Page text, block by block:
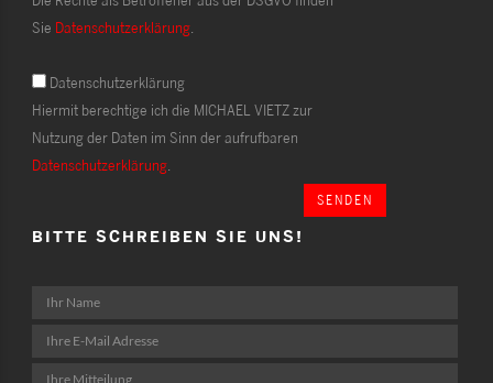
Sie Datenschutzerklärung.
Datenschutzerklärung
Hiermit berechtige ich die MICHAEL VIETZ zur
Nutzung der Daten im Sinn der aufrufbaren
Datenschutzerklärung.
SENDEN
BITTE SCHREIBEN SIE UNS!